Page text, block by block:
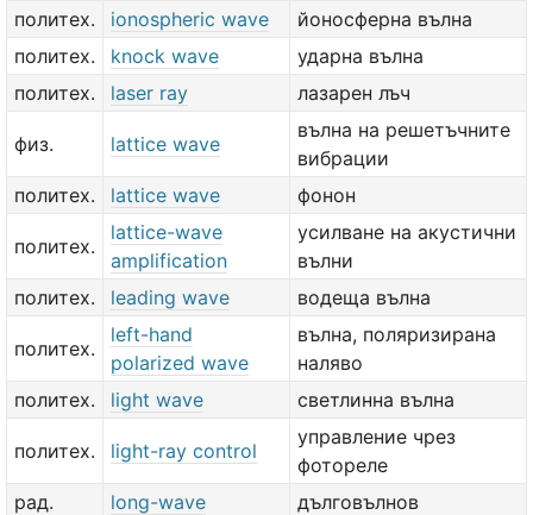
политех.
ionospheric wave
йоносферна вълна
политех.
knock wave
ударна вълна
политех.
laser ray лазарен лъч
физ. lattice wave
вълна на решетъчните
вибрации
политех.
lattice wave фонон
политех.
lattice-wave
amplification
усилване на акустични
вълни
политех.
leading wave водеща вълна
политех.
left-hand
polarized wave
вълна, поляризирана
наляво
политех.
light wave светлинна вълна
политех. light-ray control
управление чрез
фотореле
рад.
long-wave
дълговълнов